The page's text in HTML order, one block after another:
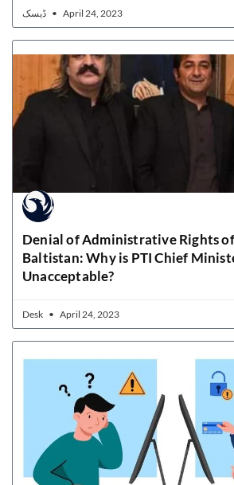
April 24, 2023
Denial of Administrative Rights
Baltistan: Why is PTI Chief
Unacceptable?
Desk April 24, 2023